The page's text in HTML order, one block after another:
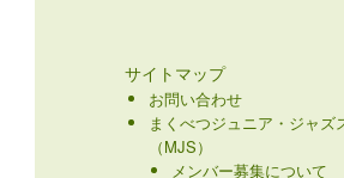
サイトマップ
お問い合わせ
まくべつジュニア・ジャズ
（MJS）
メンバー募集について